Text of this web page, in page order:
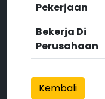
Pekerjaan
Bekerja Di
Perusahaan
Kembali